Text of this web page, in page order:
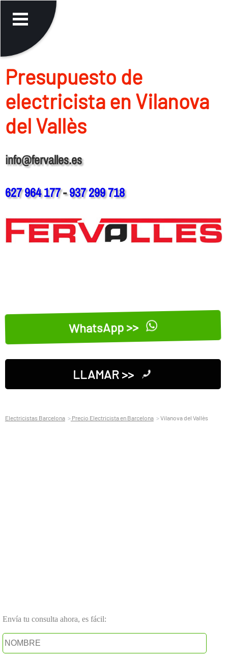
Presupuesto de
electricista en Vilanova
del Vallès
info@fervalles.es
627 964 177-937 299 718
WhatsApp >>
LLAMAR >>
Electricistas Barcelona Precio Electricista en Barcelona Vilanova del Vallès
Envía tu consulta ahora, es fácil: